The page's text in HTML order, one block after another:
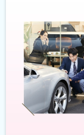
飯田駅(長野
前駅、朝菜
駅、松任駅
吉良駅、せ
磐田駅、浜
駅、瑞穂運
城駅、新瀬
江八幡駅、
大学駅、峰